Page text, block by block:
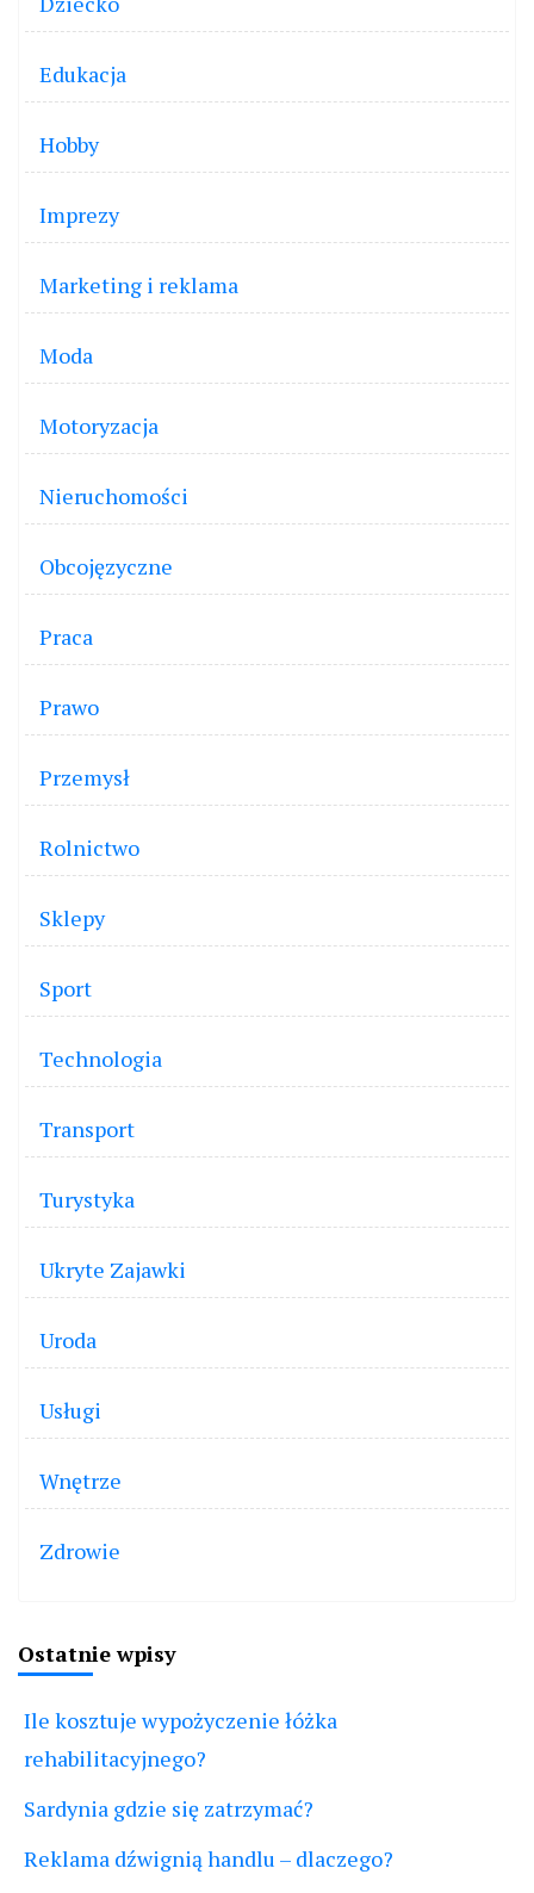
Edukacja
Hobby
Imprezy
Marketing i reklama
Moda
Motoryzacja
Nieruchomości
Obcojęzyczne
Praca
Prawo
Przemysł
Rolnictwo
Sklepy
Sport
Technologia
Transport
Turystyka
Ukryte Zajawki
Uroda
Usługi
Wnętrze
Zdrowie
Ostatnie wpisy
Ile kosztuje wypożyczenie łóżka
rehabilitacyjnego?
Sardynia gdzie się zatrzymać?
Reklama dźwignią handlu – dlaczego?